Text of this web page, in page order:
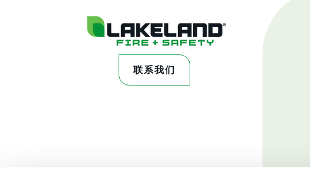
联系我们